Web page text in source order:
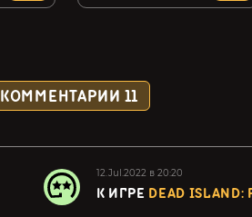
КОММЕНТАРИИ 11
12.Jul.2022 в 20:20
К ИГРЕ DEAD